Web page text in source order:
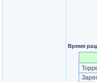
Время